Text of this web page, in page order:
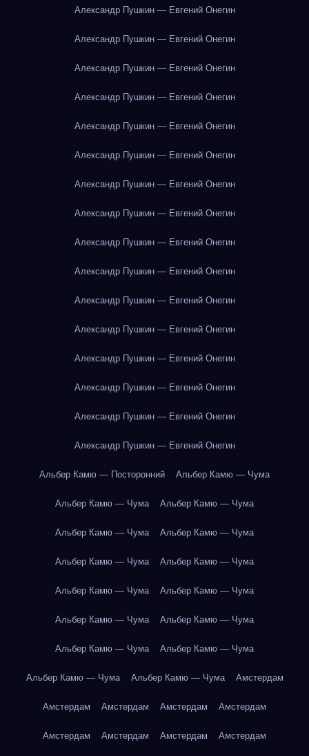
Александр Пушкин — Евгений Онегин
Александр Пушкин — Евгений Онегин
Александр Пушкин — Евгений Онегин
Александр Пушкин — Евгений Онегин
Александр Пушкин — Евгений Онегин
Александр Пушкин — Евгений Онегин
Александр Пушкин — Евгений Онегин
Александр Пушкин — Евгений Онегин
Александр Пушкин — Евгений Онегин
Александр Пушкин — Евгений Онегин
Александр Пушкин — Евгений Онегин
Александр Пушкин — Евгений Онегин
Александр Пушкин — Евгений Онегин
Александр Пушкин — Евгений Онегин
Александр Пушкин — Евгений Онегин
Александр Пушкин — Евгений Онегин
Альбер Камю — Посторонний Альбер Камю — Чума
Альбер Камю — Чума Альбер Камю — Чума
Альбер Камю — Чума Альбер Камю — Чума
Альбер Камю — Чума Альбер Камю — Чума
Альбер Камю — Чума Альбер Камю — Чума
Альбер Камю — Чума Альбер Камю — Чума
Альбер Камю — Чума Альбер Камю — Чума
Альбер Камю — Чума Альбер Камю — Чума Амстердам
Амстердам Амстердам Амстердам Амстердам
Амстердам Амстердам Амстердам Амстердам